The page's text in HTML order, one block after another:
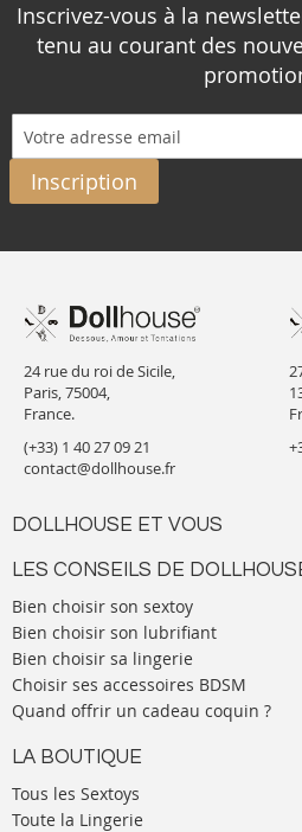
Inscrivez-vous à la
tenu au courant des
Inscription
24 rue du roi de Sicile,
Paris, 75004,
France.
(+33) 1 40 27 09 21
contact@dollhouse.fr
DOLLHOUSE ET VOUS
LES CONSEILS DE
Bien choisir son sextoy
Bien choisir son lubrifiant
Bien choisir sa lingerie
Choisir ses accessoires BDSM
Quand offrir un cadeau coquin ?
LA BOUTIQUE
Tous les Sextoys
Toute la Lingerie